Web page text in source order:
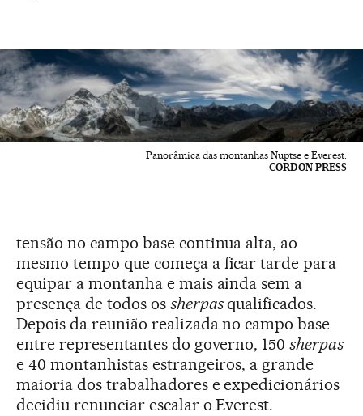
Panorâmica das montanhas Nuptse e Everest.
CORDON PRESS
tensão no campo base continua alta, ao
mesmo tempo que começa a ficar tarde para
equipar a montanha e mais ainda sem a
presença de todos os sherpasqualificados.
Depois da reunião realizada no campo base
entre representantes do governo, 150sherpas
e 40 montanhistas estrangeiros, a grande
maioria dos trabalhadores e expedicionários
decidiu renunciar escalar o Everest.